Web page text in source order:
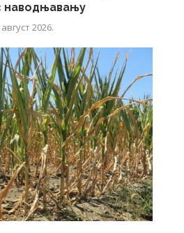
наводњавању
август 2026.